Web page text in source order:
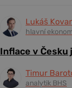
Lukáš
hlavní
Inflace v Česku
Timur
analytik BHS